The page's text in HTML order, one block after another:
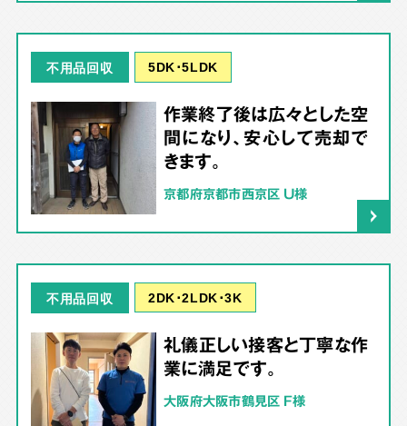
不用品回収 5DK･5LDK
作業終了後は広々とした空
間になり、安心して売却で
きます。
京都府京都市西京区 U様
不用品回収 2DK･2LDK･3K
礼儀正しい接客と丁寧な作
業に満足です。
大阪府大阪市鶴見区 F様